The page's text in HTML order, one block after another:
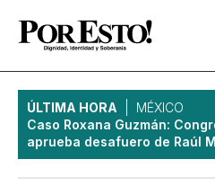
ÚLTIMA HORA
MÉXICO
Caso Roxana Guzmán:
aprueba desafuero de Raúl